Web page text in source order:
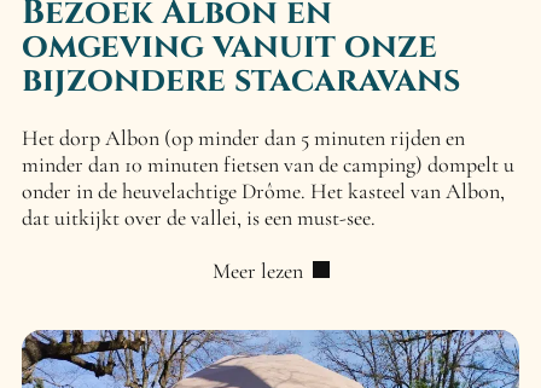
Bezoek Albon en
omgeving vanuit onze
bijzondere stacaravans
Het dorp Albon (op minder dan 5 minuten rijden en
minder dan 10 minuten fietsen van de camping) dompelt u
onder in de heuvelachtige Drôme. Het kasteel van Albon,
dat uitkijkt over de vallei, is een must-see.
Meer lezen